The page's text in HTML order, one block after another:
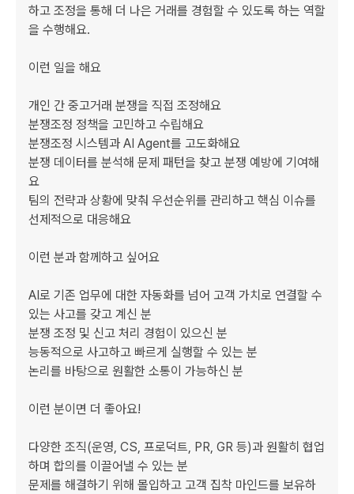
하고 조정을 통해 더 나은 거래를 경험할 수 있도록 하는 역할
을 수행해요.
이런 일을 해요
개인 간 중고거래 분쟁을 직접 조정해요
분쟁조정 정책을 고민하고 수립해요
분쟁조정 시스템과 AI Agent를 고도화해요
분쟁 데이터를 분석해 문제 패턴을 찾고 분쟁 예방에 기여해
요
팀의 전략과 상황에 맞춰 우선순위를 관리하고 핵심 이슈를
선제적으로 대응해요
이런 분과 함께하고 싶어요
AI로 기존 업무에 대한 자동화를 넘어 고객 가치로 연결할 수
있는 사고를 갖고 계신 분
분쟁 조정 및 신고 처리 경험이 있으신 분
능동적으로 사고하고 빠르게 실행할 수 있는 분
논리를 바탕으로 원활한 소통이 가능하신 분
이런 분이면 더 좋아요!
다양한 조직(운영, CS, 프로덕트, PR, GR 등)과 원활히 협업
하며 합의를 이끌어낼 수 있는 분
문제를 해결하기 위해 몰입하고 고객 집착 마인드를 보유하